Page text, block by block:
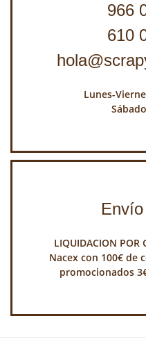
966
610
Lunes-
LIQUIDACION
Nacex con 100€ de
promocionados